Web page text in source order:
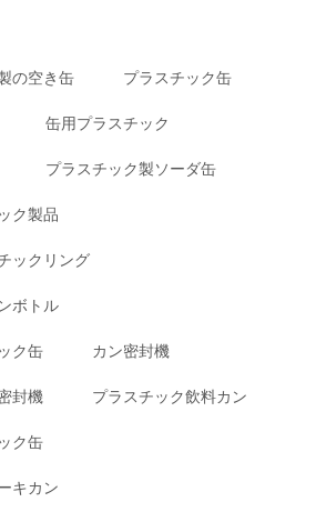
の空き缶 プラスチック缶
缶用プラスチック
プラスチック製ソーダ缶
ク製品
ックリング
ボトル
ク缶 カン密封機
封機 プラスチック飲料カン
ク缶
キカン